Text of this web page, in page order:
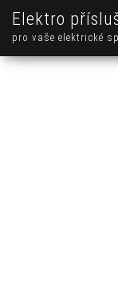
Elektro
pro vaše elektrické